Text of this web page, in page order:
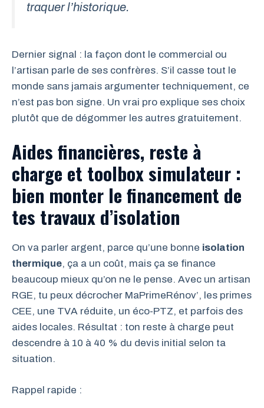
traquer l’historique.
Dernier signal : la façon dont le commercial ou
l’artisan parle de ses confrères. S’il casse tout le
monde sans jamais argumenter techniquement, ce
n’est pas bon signe. Un vrai pro explique ses choix
plutôt que de dégommer les autres gratuitement.
Aides financières, reste à
charge et toolbox simulateur :
bien monter le financement de
tes travaux d’isolation
On va parler argent, parce qu’une bonne isolation
thermique, ça a un coût, mais ça se finance
beaucoup mieux qu’on ne le pense. Avec un artisan
RGE, tu peux décrocher MaPrimeRénov’, les primes
CEE, une TVA réduite, un éco-PTZ, et parfois des
aides locales. Résultat : ton reste à charge peut
descendre à 10 à 40 % du devis initial selon ta
situation.
Rappel rapide :